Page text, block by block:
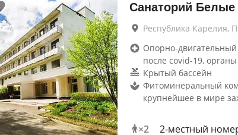
Санаторий
Республика Карелия,
Опорно-
после covid-19,
Крытый бассейн
Фитоминеральный
крупнейшее в мире
×2
2-местный